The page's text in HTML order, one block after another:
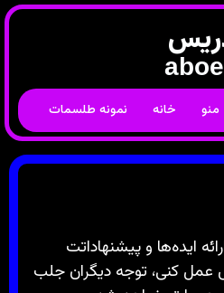
منو خانه نمونه طلسمات
ایده‌ها و پیشنهاداتت
عمل کنی، توجه دیگران جلب